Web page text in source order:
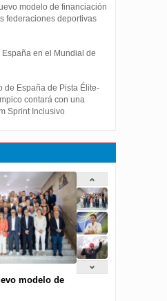
modelo de financiación
federaciones deportivas
en el Mundial de
de España de Pista Élite-
contará con una
Sprint Inclusivo
modelo de